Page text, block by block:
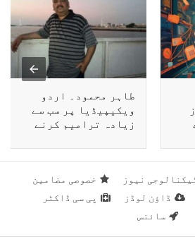
طاہر محمود۔ اردو
ویکیپیڈیا پر سب سے
زیادہ ترامیم کرنے
نیوز
خصوصی مضامین
ڈاؤن لوڈز
پی سی ڈاکٹر
سائنس